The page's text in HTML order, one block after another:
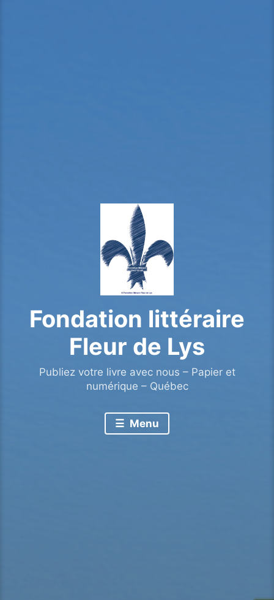
Fondation littéraire
Fleur de Lys
Publiez votre livre avec nous – Papier et
numérique – Québec
Menu